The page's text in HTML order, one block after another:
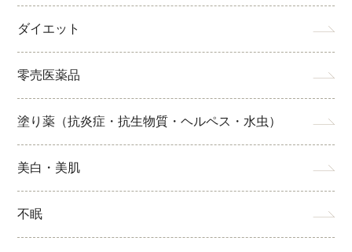
ダイエット
零売医薬品
塗り薬（抗炎症・抗生物質・ヘルペス・水虫）
美白・美肌
不眠